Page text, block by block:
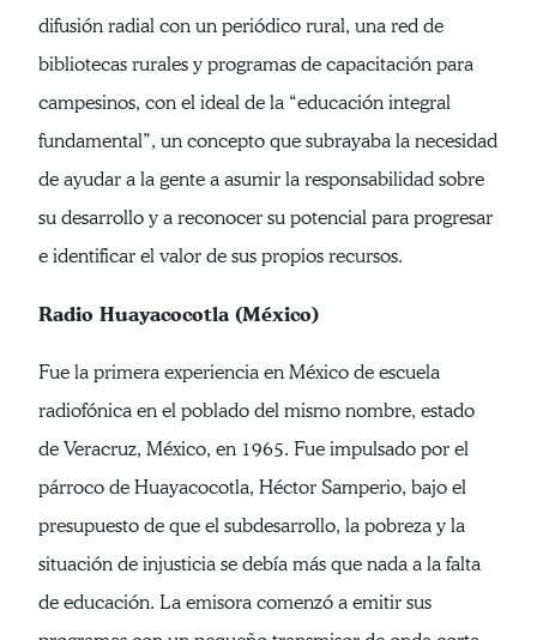
difusión radial con un periódico rural, una red de
bibliotecas rurales y programas de capacitación para
campesinos, con el ideal de la “educación integral
fundamental”, un concepto que subrayaba la necesidad
de ayudar a la gente a asumir la responsabilidad sobre
su desarrollo y a reconocer su potencial para progresar
e identificar el valor de sus propios recursos.
Radio Huayacocotla (México)
Fue la primera experiencia en México de escuela
radiofónica en el poblado del mismo nombre, estado
de Veracruz, México, en 1965. Fue impulsado por el
párroco de Huayacocotla, Héctor Samperio, bajo el
presupuesto de que el subdesarrollo, la pobreza y la
situación de injusticia se debía más que nada a la falta
de educación. La emisora comenzó a emitir sus